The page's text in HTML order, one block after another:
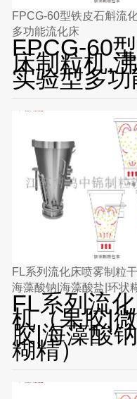
FPCG-60型铁皮石斛流
多功能流化床
FPCG-60
床制粒机,
实验型多
FL系列流化床喷雾制粒
海藻酸钠|海藻酸盐|环状
FL系列流
机（果胶|
胶|海藻酸
糊精）